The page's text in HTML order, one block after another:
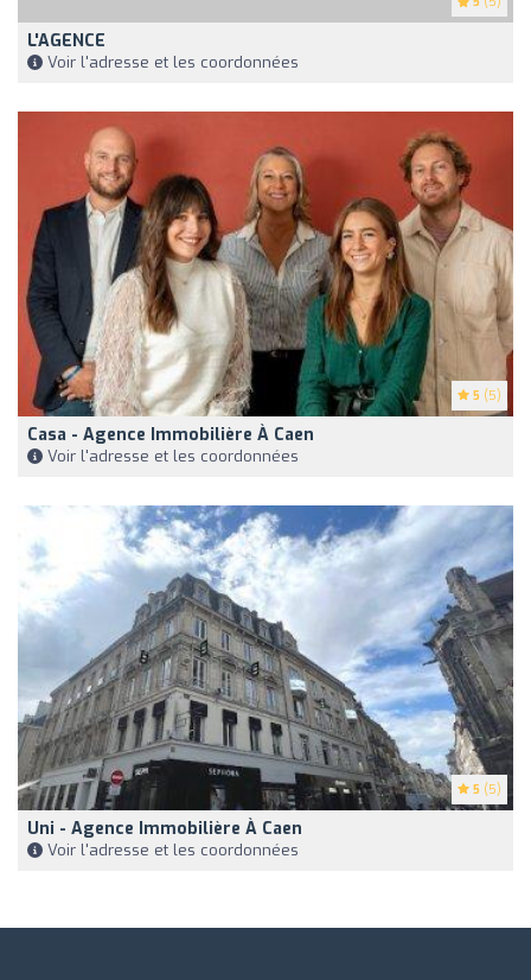
L'AGENCE
Voir l'adresse et les coordonnées
5 (5)
Casa - Agence Immobilière À Caen
Voir l'adresse et les coordonnées
5 (5)
Uni - Agence Immobilière À Caen
Voir l'adresse et les coordonnées